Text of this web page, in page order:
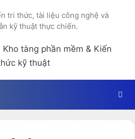
tri thức, tài liệu công nghệ và
kỹ thuật thực chiến.